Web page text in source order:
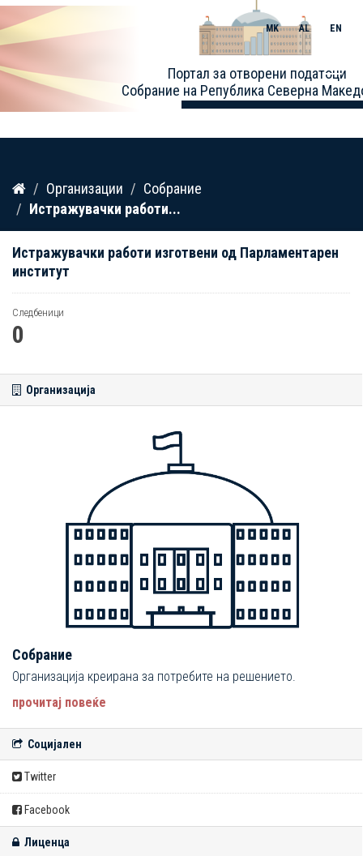
Прескокнете
содржина
Портал за отворени податоци
Собрание на Република Северна
MK AL EN
Toggle
Организации
Собрание
Истражувачки работи...
Истражувачки работи изготвени од Парламентарен
институт
Следбеници
0
Организација
Собрание
Организација креирана за потребите на решението.
прочитај повеќе
Социјален
Twitter
Facebook
Лиценца